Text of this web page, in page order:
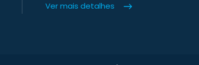
Ver mais detalhes